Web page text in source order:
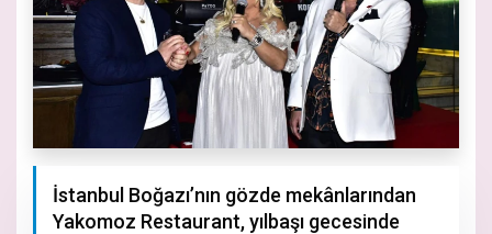
İstanbul Boğazı’nın gözde mekânlarından
Yakomoz Restaurant, yılbaşı gecesinde